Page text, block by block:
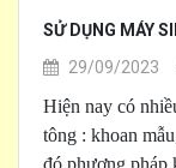
SỬ DỤNG MÁY
29/09/2023
Hiện nay có
tông : khoan
đó phương pháp